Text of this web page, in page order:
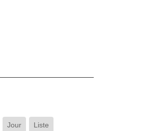
Jour Liste